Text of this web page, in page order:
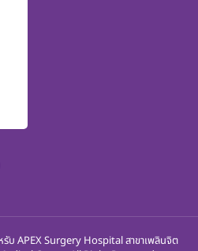
บ APEX Surgery Hospital สาขาเพลินจิต